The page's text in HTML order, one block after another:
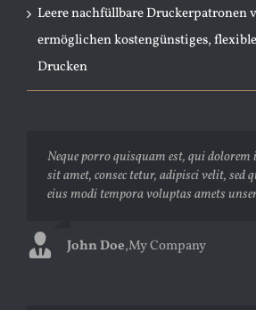
Leere nachfüllbare Druckerpatronen
ermöglichen kostengünstiges,
Drucken
Neque porro quisquam est, qui
sit amet, consec tetur, adipisci velit, sed
eius modi tempora voluptas amets
John Doe,My Company
Aliquam erat volutpat. Quisque at est
laoreet eget pulvinar nibh. Suspendisse
Curabitur ac felis arcu sadips ipsums
Luke Beck,Theme Fusion